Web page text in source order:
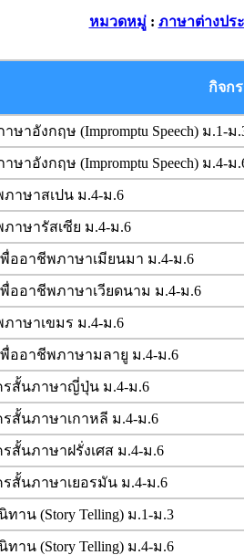
หมวดหมู่: ภาษาต่างปร
กิจก
าอังกฤษ (Impromptu Speech) ม.1-ม
าอังกฤษ (Impromptu Speech) ม.4-ม
าษาสเปน ม.4-ม.6
าษารัสเซีย ม.4-ม.6
ออาชีพภาษาเมียนมา ม.4-ม.6
ออาชีพภาษาเวียดนาม ม.4-ม.6
าษาเขมร ม.4-ม.6
ออาชีพภาษามลายู ม.4-ม.6
สั้นภาษาญี่ปุ่น ม.4-ม.6
สั้นภาษาเกาหลี ม.4-ม.6
สั้นภาษาฝรั่งเศส ม.4-ม.6
สั้นภาษาเยอรมัน ม.4-ม.6
าน (Story Telling) ม.1-ม.3
าน (Story Telling) ม.4-ม.6